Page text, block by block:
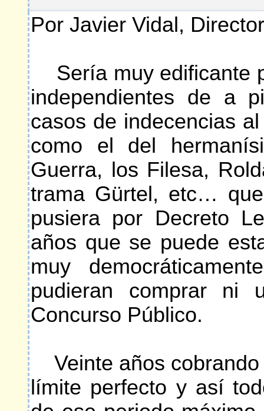
Por Javier Vidal,
Sería muy edificante
independientes de a
casos de indecencias
como el del
Guerra, los Filesa,
trama Gürtel, etc…
pusiera por Decreto
años que se puede
muy
pudieran comprar ni
Concurso Público.
Veinte años cobrando
límite perfecto y así